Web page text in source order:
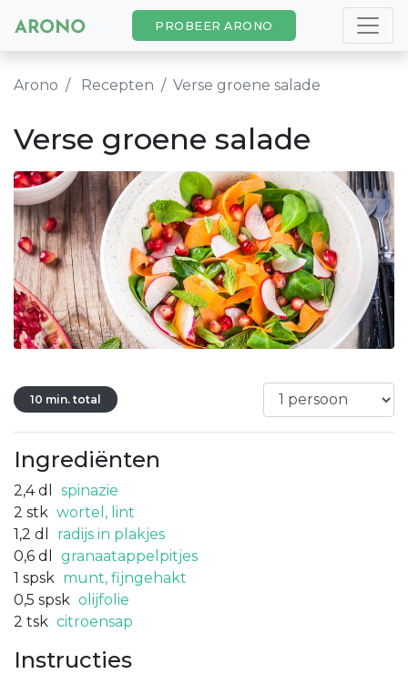
PROBEER ARONO
Arono Recepten Verse groene salade
Verse groene salade
10 min. total
Ingrediënten
2,4 dl
spinazie
2 stk wortel, lint
1,2 dl
radijs in plakjes
0,6 dl
granaatappelpitjes
1 spsk munt, fijngehakt
0,5 spsk olijfolie
2 tsk citroensap
Instructies